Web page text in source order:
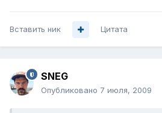
Вставить ник Цитата
SNEG
Опубликовано 7 июля, 2009